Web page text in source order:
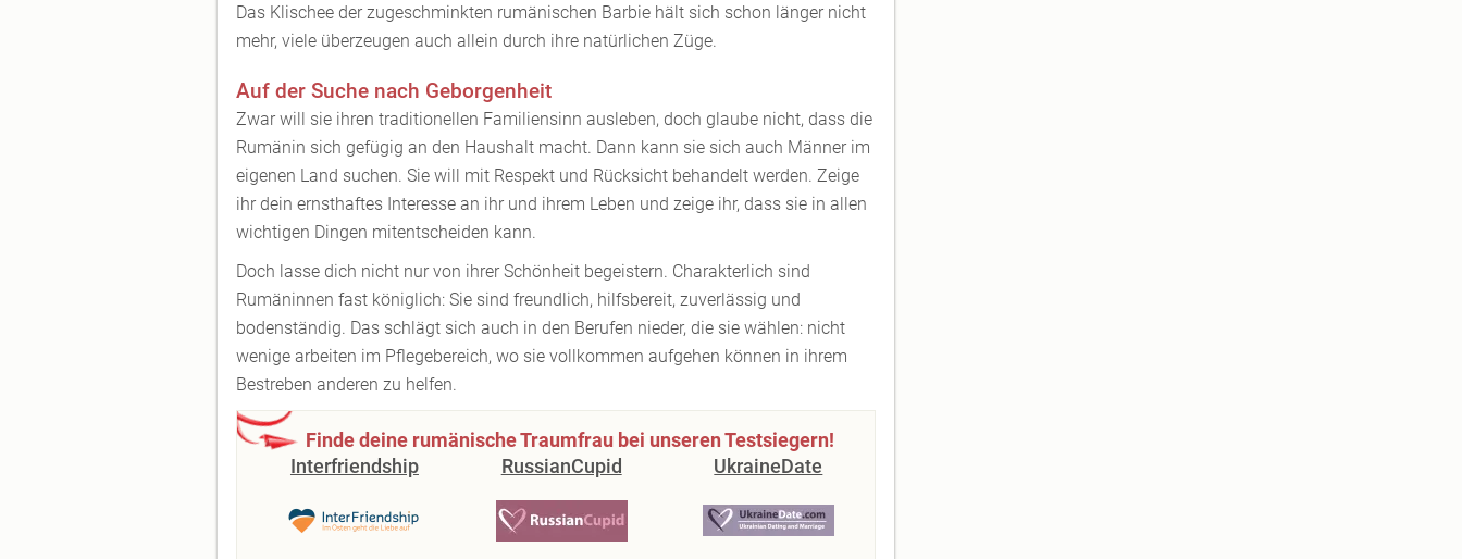
Das Klischee der zugeschminkten rumänischen Barbie hält sich schon länger nicht
mehr, viele überzeugen auch allein durch ihre natürlichen Züge.
Auf der Suche nach Geborgenheit
Zwar will sie ihren traditionellen Familiensinn ausleben, doch glaube nicht, dass die
Rumänin sich gefügig an den Haushalt macht. Dann kann sie sich auch Männer im
eigenen Land suchen. Sie will mit Respekt und Rücksicht behandelt werden. Zeige
ihr dein ernsthaftes Interesse an ihr und ihrem Leben und zeige ihr, dass sie in allen
wichtigen Dingen mitentscheiden kann.
Doch lasse dich nicht nur von ihrer Schönheit begeistern. Charakterlich sind
Rumäninnen fast königlich: Sie sind freundlich, hilfsbereit, zuverlässig und
bodenständig. Das schlägt sich auch in den Berufen nieder, die sie wählen: nicht
wenige arbeiten im Pflegebereich, wo sie vollkommen aufgehen können in ihrem
Bestreben anderen zu helfen.
Finde deine rumänische Traumfrau bei unseren Testsiegern!
Interfriendship
RussianCupid UkraineDate